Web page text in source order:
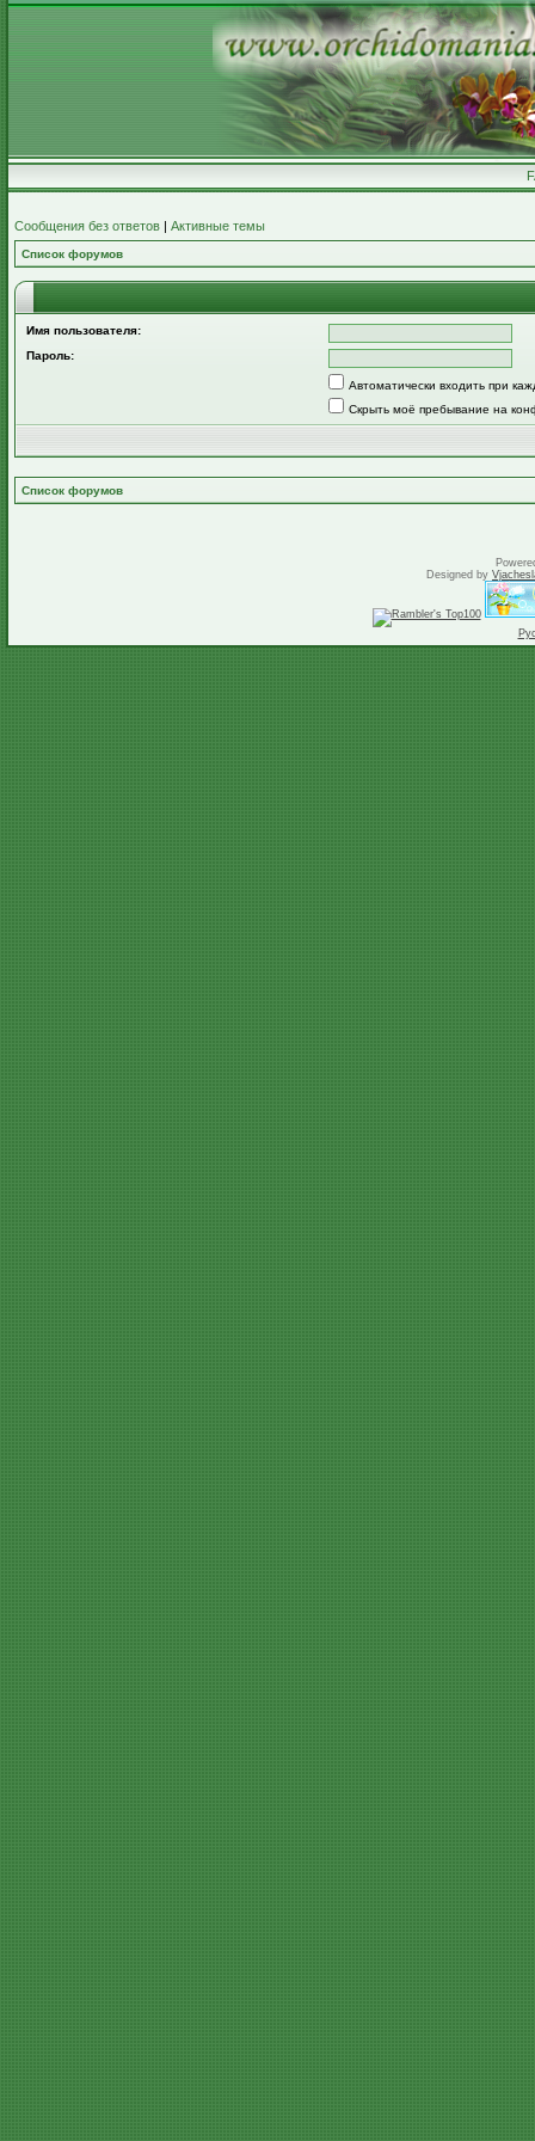
Сообщения без ответов | Активные темы
Список форумов
Имя пользователя:
Пароль:
Автоматически входить при
Скрыть моё пребывание на
Список форумов
Designed by